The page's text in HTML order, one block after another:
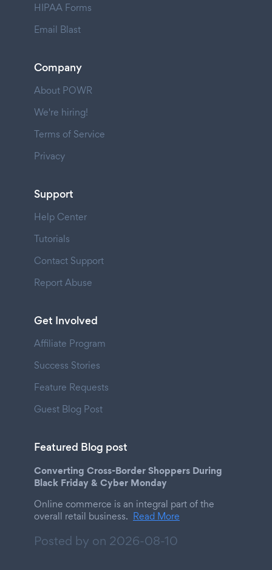
HIPAA Forms
Email Blast
Company
About POWR
We're hiring!
Terms of Service
Privacy
Support
Help Center
Tutorials
Contact Support
Report Abuse
Get Involved
Affiliate Program
Success Stories
Feature Requests
Guest Blog Post
Featured Blog post
Converting Cross-Border Shoppers During
Black Friday & Cyber Monday
Online commerce is an integral part of the
overall retail business. Read More
Posted by on 2026-08-10